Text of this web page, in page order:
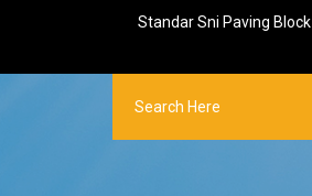
Standar Sni Paving Block